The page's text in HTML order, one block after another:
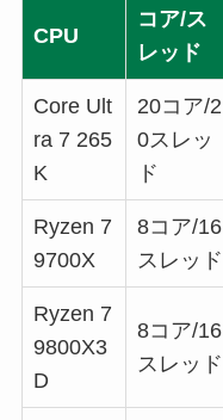
CPU
コア/ス
レッド
Core Ult
ra 7 265
K
20コア/2
0スレッ
ド
Ryzen 7
9700X
8コア/16
スレッド
Ryzen 7
9800X3
D
8コア/16
スレッド